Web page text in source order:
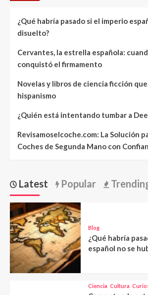
¿Qué habría pasado si el imperio
disuelto?
Cervantes, la estrella española:
conquistó el firmamento
Novelas y libros de ciencia ficción
hispanismo
¿Quién está intentando tumbar a
Revisamoselcoche.com: La Solución
Coches de Segunda Mano con
Latest Popular
Blog
¿Qué habría
español no se
Ciencia Cultura